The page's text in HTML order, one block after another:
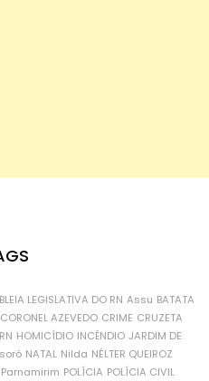
LEGISLATIVA DO RN Assu BATATA
CORONEL AZEVEDO CRIME CRUZETA
HOMICÍDIO INCÊNDIO JARDIM DE
NATAL Nilda NÉLTER QUEIROZ
Parnamirim POLÍCIA POLÍCIA CIVIL